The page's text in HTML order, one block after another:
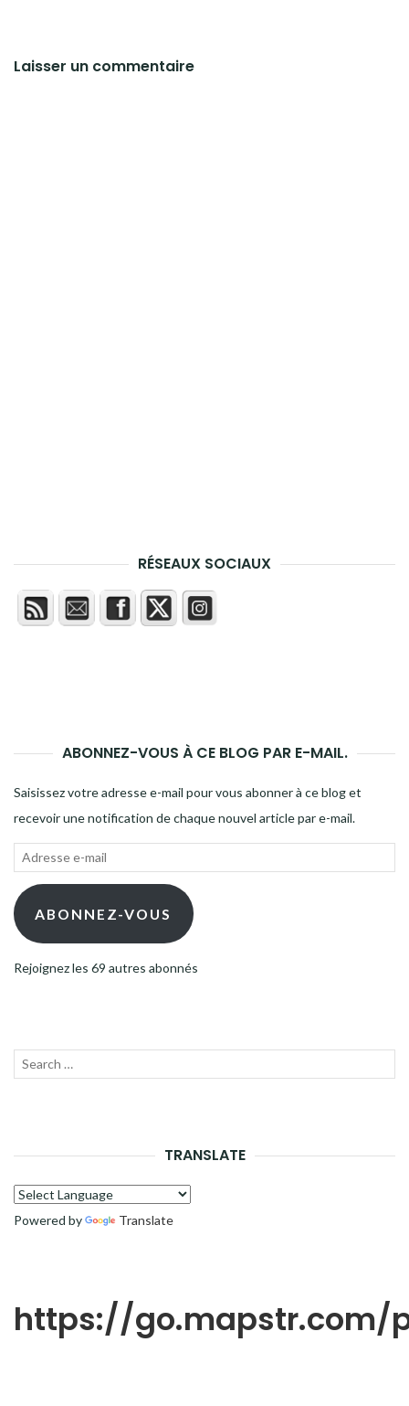
Laisser un commentaire
RÉSEAUX SOCIAUX
ABONNEZ-VOUS À CE BLOG PAR E-MAIL.
Saisissez votre adresse e-mail pour vous abonner à ce blog et
recevoir une notification de chaque nouvel article par e-mail.
Adresse
mail ABONNEZ-VOUS
Rejoignez les 69 autres abonnés
Recherche
TRANSLATE
Powered by Translate
https://go.mapstr.com/